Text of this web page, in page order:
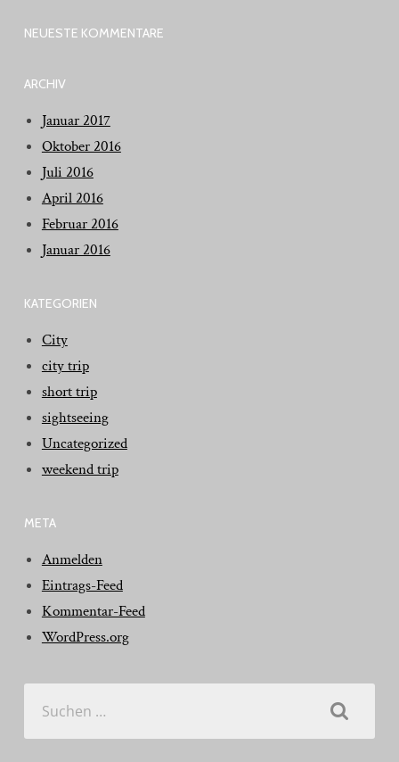
NEUESTE KOMMENTARE
ARCHIV
Januar 2017
Oktober 2016
Juli 2016
April 2016
Februar 2016
Januar 2016
KATEGORIEN
City
city trip
short trip
sightseeing
Uncategorized
weekend trip
META
Anmelden
Eintrags-Feed
Kommentar-Feed
WordPress.org
nach: